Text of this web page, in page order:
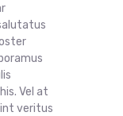
Vel at
veritus